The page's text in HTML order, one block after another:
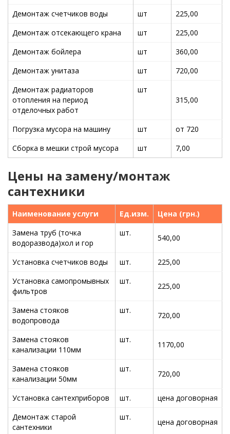
Демонтаж счетчиков воды
шт
225,00
Демонтаж отсекающего крана
шт
225,00
Демонтаж бойлера
шт
360,00
Демонтаж унитаза
шт
720,00
Демонтаж радиаторов
отопления на период
отделочных работ
шт
315,00
Погрузка мусора на машину шт
от 720
Сборка в мешки строй мусора
шт 7,00
Цены на замену/монтаж
сантехники
Наименование услуги Ед.изм.
Цена (грн.)
Замена труб (точка
водоразвода)хол и гор
шт.
540,00
Установка счетчиков воды шт.
225,00
Установка самопромывных
фильтров
шт.
225,00
Замена стояков
водопровода
шт.
720,00
Замена стояков
канализации 110мм
шт.
1170,00
Замена стояков
канализации 50мм
шт.
720,00
Установка сантехприборов шт.
цена договорная
Демонтаж старой
сантехники
шт.
цена договорная